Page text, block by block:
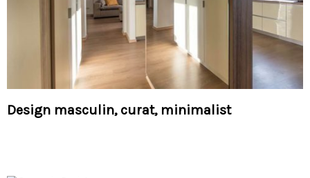
Design masculin, curat, minimalist